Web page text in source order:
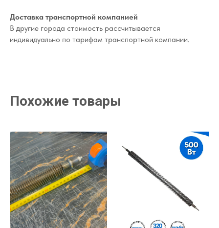
Доставка транспортной компанией
В другие города стоимость рассчитывается
индивидуально по тарифам транспортной компании.
Похожие товары